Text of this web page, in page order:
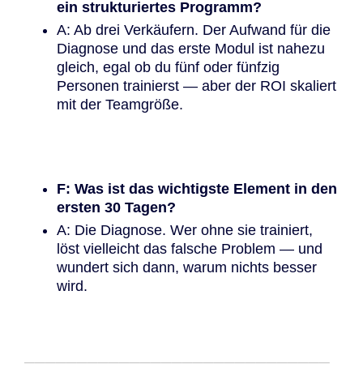
ein strukturiertes Programm?
A: Ab drei Verkäufern. Der Aufwand für die
Diagnose und das erste Modul ist nahezu
gleich, egal ob du fünf oder fünfzig
Personen trainierst — aber der ROI skaliert
mit der Teamgröße.
F: Was ist das wichtigste Element in den
ersten 30 Tagen?
A: Die Diagnose. Wer ohne sie trainiert,
löst vielleicht das falsche Problem — und
wundert sich dann, warum nichts besser
wird.
─────────────────────────────